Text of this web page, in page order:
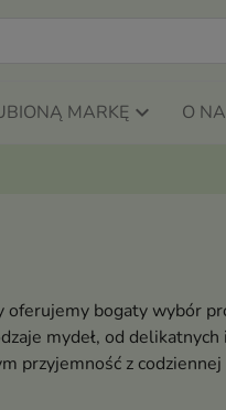
MARKĘ O
bogaty wybór
mydeł, od
przyjemność z